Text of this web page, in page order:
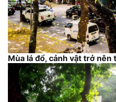
Mùa lá đổ, cảnh vật trở nên